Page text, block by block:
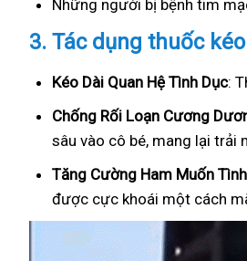
Những người bị bệnh tim
3. Tác dụng thuốc
Kéo Dài Quan Hệ Tình Dục:
Chống Rối Loạn Cương
sâu vào cô bé, mang lại trải
Tăng Cường Ham Muốn
được cực khoái một cách